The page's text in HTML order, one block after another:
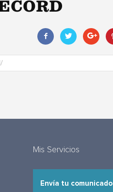
Mis Servicios
Envía tu comunicado